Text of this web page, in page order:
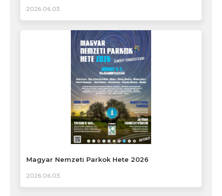
2026.06.03.
Magyar Nemzeti Parkok Hete 2026
2026.06.03.